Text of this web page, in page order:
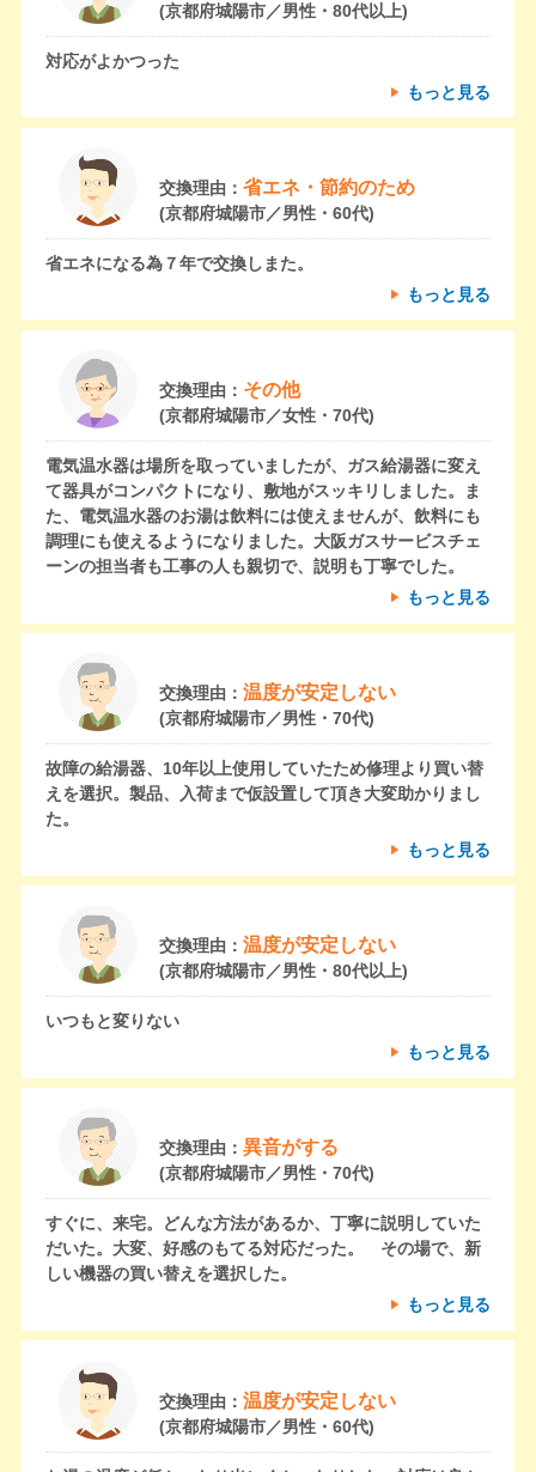
(京都府城陽市／男性・80代以上)
対応がよかつった
もっと見る
交換理由： 省エネ・節約のため
(京都府城陽市／男性・60代)
省エネになる為７年で交換しまた。
もっと見る
交換理由： その他
(京都府城陽市／女性・70代)
電気温水器は場所を取っていましたが、ガス給湯器に変え
て器具がコンパクトになり、敷地がスッキリしました。ま
た、電気温水器のお湯は飲料には使えませんが、飲料にも
調理にも使えるようになりました。大阪ガスサービスチェ
ーンの担当者も工事の人も親切で、説明も丁寧でした。
もっと見る
交換理由： 温度が安定しない
(京都府城陽市／男性・70代)
故障の給湯器、10年以上使用していたため修理より買い替
えを選択。製品、入荷まで仮設置して頂き大変助かりまし
た。
もっと見る
交換理由： 温度が安定しない
(京都府城陽市／男性・80代以上)
いつもと変りない
もっと見る
交換理由： 異音がする
(京都府城陽市／男性・70代)
すぐに、来宅。どんな方法があるか、丁寧に説明していた
だいた。大変、好感のもてる対応だった。 その場で、新
しい機器の買い替えを選択した。
もっと見る
交換理由： 温度が安定しない
(京都府城陽市／男性・60代)